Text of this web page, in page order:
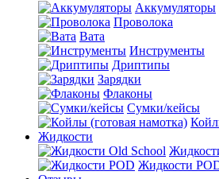
Аккумуляторы
Проволока
Вата
Инструменты
Дриптипы
Зарядки
Флаконы
Сумки/кейсы
Жидкости
Жидкости